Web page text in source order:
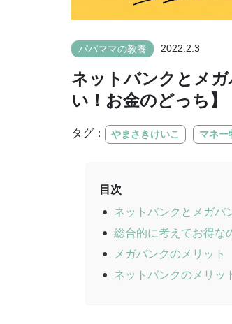
パパママの教養 2022.2.3
ネットバンクとメ
い！お金のどっち】
タグ： やまさきけいこ マネー
目次
ネットバンクとメガバ
総合的に考えてお得な
メガバンクのメリット
ネットバンクのメリッ